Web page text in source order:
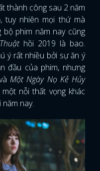
thành công sau 2 năm
tuy nhiên mọi thứ mà
phim năm nay cũng
hồi 2019 là bao.
ý rất nhiều bởi sự ăn ý
đầu của phim, nhưng
Một Ngày Nọ Kẻ Hủy
nỗi thất vọng khác
nay.